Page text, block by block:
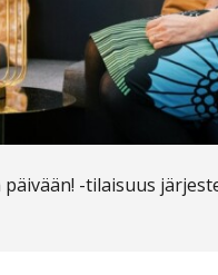
-tilaisuus